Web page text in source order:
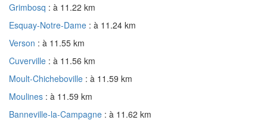
Grimbosq : à 11.22 km
Esquay-Notre-Dame : à 11.24 km
Verson : à 11.55 km
Cuverville : à 11.56 km
Moult-Chicheboville : à 11.59 km
Moulines : à 11.59 km
Banneville-la-Campagne : à 11.62 km